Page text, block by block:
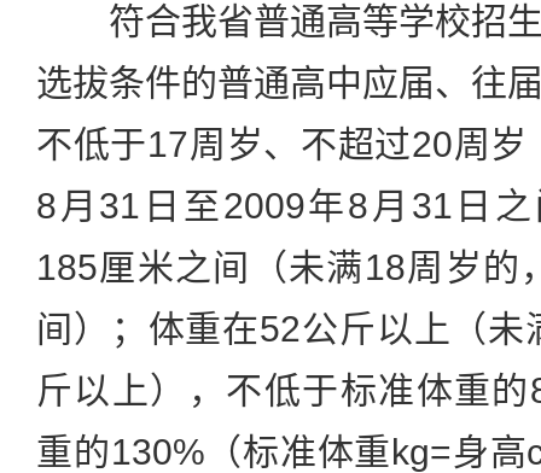
符合我省普通高等学校招生
选拔条件的普通高中应届、往
不低于17周岁、不超过20周
8月31日至2009年8月31日
185厘米之间（未满18周岁
间）；体重在52公斤以上（
斤以上），不低于标准体重
重的130%（标准体重kg=身高